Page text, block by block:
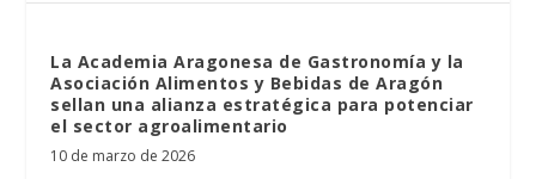
La Academia Aragonesa de Gastronomía y la
Asociación Alimentos y Bebidas de Aragón
sellan una alianza estratégica para potenciar
el sector agroalimentario
10 de marzo de 2026